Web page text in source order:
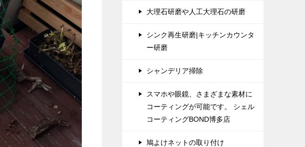
大理石研磨や人工大理石の研磨
シンク再生研磨|キッチンカウンタ
ー研磨
シャンデリア掃除
スマホや眼鏡、さまざまな素材に
コーティングが可能です。 シェル
コーティングBOND博多店
鳩よけネットの取り付け